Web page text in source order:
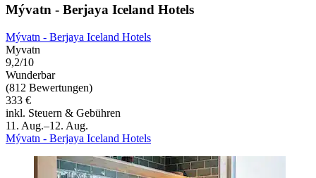
Mývatn - Berjaya Iceland Hotels
Mývatn - Berjaya Iceland Hotels
Myvatn
9,2/10
Wunderbar
(812 Bewertungen)
333 €
inkl. Steuern & Gebühren
11. Aug.–12. Aug.
Mývatn - Berjaya Iceland Hotels